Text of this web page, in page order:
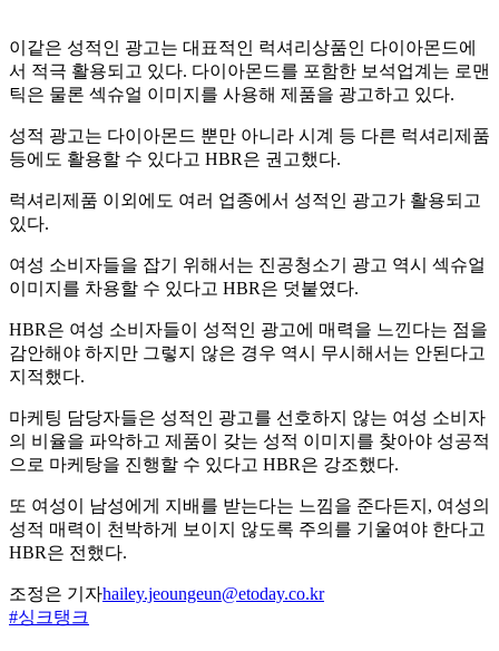
이같은 성적인 광고는 대표적인 럭셔리상품인 다이아몬드에
서 적극 활용되고 있다. 다이아몬드를 포함한 보석업계는 로맨
틱은 물론 섹슈얼 이미지를 사용해 제품을 광고하고 있다.
성적 광고는 다이아몬드 뿐만 아니라 시계 등 다른 럭셔리제품
등에도 활용할 수 있다고 HBR은 권고했다.
럭셔리제품 이외에도 여러 업종에서 성적인 광고가 활용되고
있다.
여성 소비자들을 잡기 위해서는 진공청소기 광고 역시 섹슈얼
이미지를 차용할 수 있다고 HBR은 덧붙였다.
HBR은 여성 소비자들이 성적인 광고에 매력을 느낀다는 점을
감안해야 하지만 그렇지 않은 경우 역시 무시해서는 안된다고
지적했다.
마케팅 담당자들은 성적인 광고를 선호하지 않는 여성 소비자
의 비율을 파악하고 제품이 갖는 성적 이미지를 찾아야 성공적
으로 마케탕을 진행할 수 있다고 HBR은 강조했다.
또 여성이 남성에게 지배를 받는다는 느낌을 준다든지, 여성의
성적 매력이 천박하게 보이지 않도록 주의를 기울여야 한다고
HBR은 전했다.
조정은 기자hailey.jeoungeun@etoday.co.kr
#싱크탱크